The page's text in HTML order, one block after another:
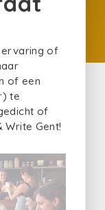
ervaring of
of een
te
of
Write Gent!